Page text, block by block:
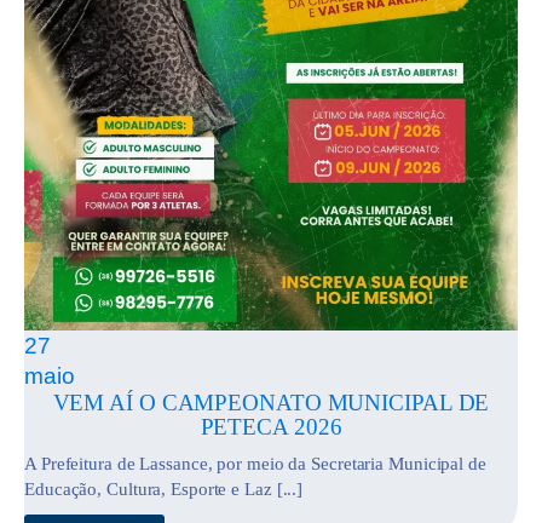
27
maio
VEM AÍ O CAMPEONATO MUNICIPAL DE
PETECA 2026
A Prefeitura de Lassance, por meio da Secretaria Municipal de
Educação, Cultura, Esporte e Laz [...]